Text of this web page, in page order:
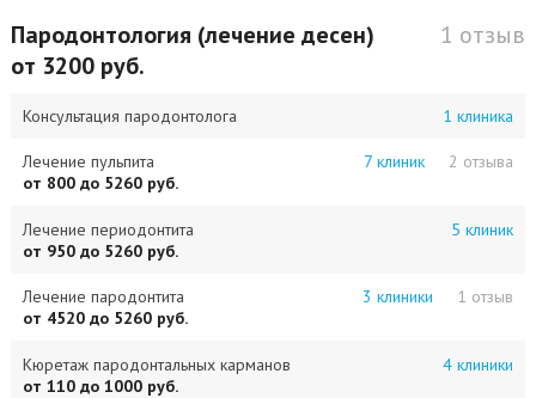
Пародонтология (лечение десен)
1 отзыв
от 3200 руб.
Консультация пародонтолога 1 клиника
Лечение пульпита 2 отзыва
7 клиник
от 800 до 5260 руб.
Лечение периодонтита
5 клиник
от 950 до 5260 руб.
Лечение пародонтита 1 отзыв
3 клиники
от 4520 до 5260 руб.
Кюретаж пародонтальных карманов
4 клиники
от 110 до 1000 руб.